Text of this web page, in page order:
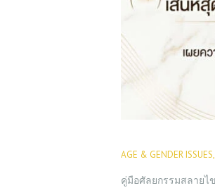
AGE & GENDER ISSUES,
คู่มือศัลยกรรมสลายไ